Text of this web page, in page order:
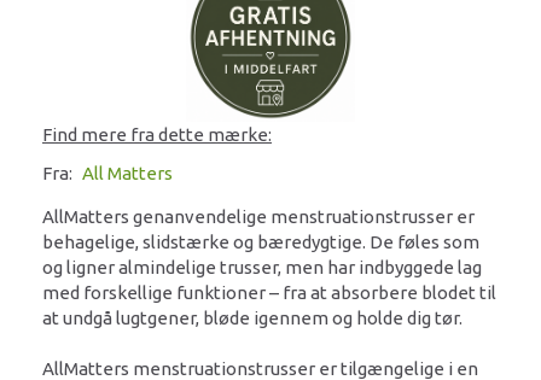
Find mere fra dette mærke:
Fra: All Matters
AllMatters genanvendelige menstruationstrusser er
behagelige, slidstærke og bæredygtige. De føles som
og ligner almindelige trusser, men har indbyggede lag
med forskellige funktioner – fra at absorbere blodet til
at undgå lugtgener, bløde igennem og holde dig tør.
AllMatters menstruationstrusser er tilgængelige i en